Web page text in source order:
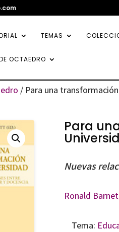
TEMAS
OCTAEDRO
/ Para una
Para
Nuevas
Ronald
Tema: